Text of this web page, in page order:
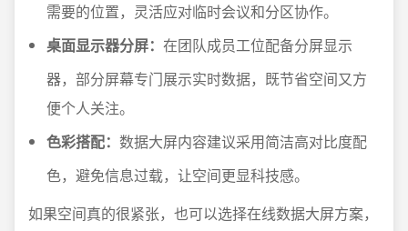
需要的位置，灵活应对临时会议和分区协作。
桌面显示器分屏： 在团队成员工位配备分屏显示
器，部分屏幕专门展示实时数据，既节省空间又方
便个人关注。
色彩搭配： 数据大屏内容建议采用简洁高对比度配
色，避免信息过载，让空间更显科技感。
如果空间真的很紧张，也可以选择在线数据大屏方案，